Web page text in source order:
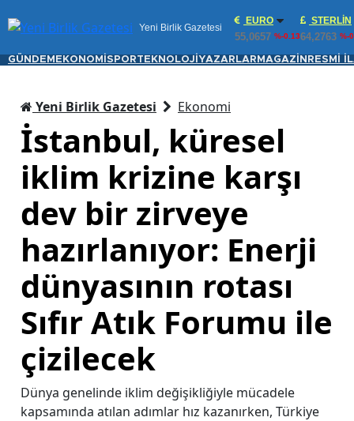
Yeni Birlik Gazetesi
EURO
55,0657 %-0.13
STERLIN
64,2763 %-
GÜNDEM EKONOMİ SPORTEKNOLOJİ YAZARLAR MAGAZİN RESMİ
Yeni Birlik Gazetesi Ekonomi
İstanbul, küresel
iklim krizine karşı
dev bir zirveye
hazırlanıyor: Enerji
dünyasının rotası
Sıfır Atık Forumu ile
çizilecek
Dünya genelinde iklim değişikliğiyle mücadele
kapsamında atılan adımlar hız kazanırken, Türkiye